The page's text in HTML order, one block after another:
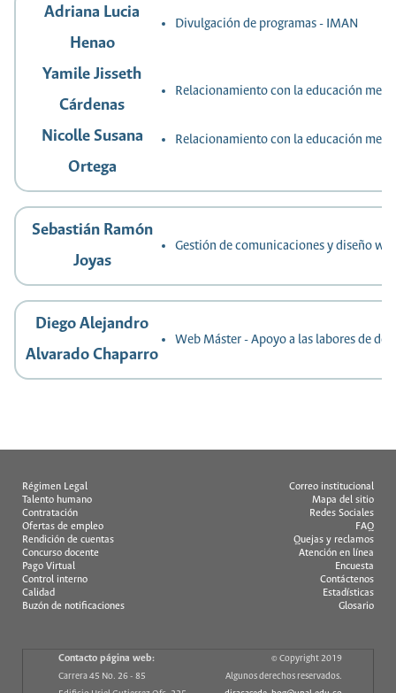
Adriana Lucia
Henao
Yamile Jisseth
Cárdenas
Nicolle Susana
Ortega
Divulgación de programas - IMAN
Relacionamiento con la educación
Relacionamiento con la educación
Sebastián Ramón
Joyas
Gestión de comunicaciones y diseño
Diego Alejandro
Alvarado Chaparro
Web Máster - Apoyo a las labores de
Régimen Legal
Talento humano
Contratación
Ofertas de empleo
Rendición de cuentas
Concurso docente
Pago Virtual
Control interno
Calidad
Buzón de notificaciones
Correo institucional
Mapa del sitio
Redes Sociales
FAQ
Quejas y reclamos
Atención en línea
Encuesta
Contáctenos
Estadísticas
Glosario
Contacto página web:
Carrera 45 No. 26 - 85
© Copyright 2019
Algunos derechos reservados.